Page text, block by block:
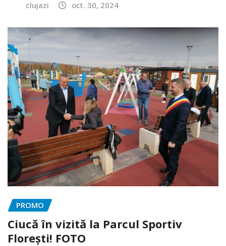
clujazi oct. 30, 2024
PROMO
Ciucă în vizită la Parcul Sportiv
Florești! FOTO